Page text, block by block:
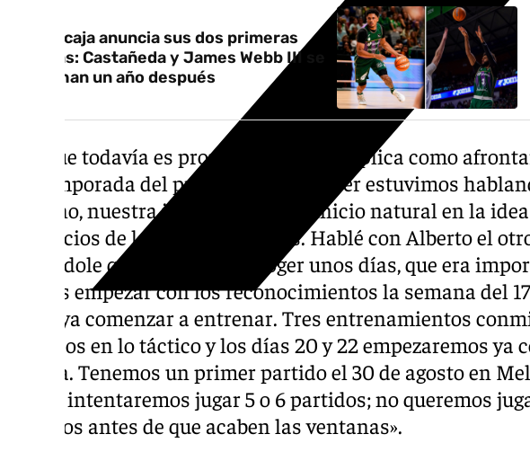
El Unicaja anuncia sus dos primeras
salidas: Castañeda y James Webb III se
marchan un año después
Aunque todavía es pronto, el técnico explica como
pretemporada del próximo curso: «Ayer estuvimos
y, bueno, nuestra idea es hacer un inicio natural en la
los inicios de las pretemporadas. Hablé con Alberto el
diciéndole que se tenía que coger unos días, que era
idea es empezar con los reconocimientos la semana del
luego ya comenzar a entrenar. Tres entrenamientos
intensos en lo táctico y los días 20 y 22 empezaremos ya
táctica. Tenemos un primer partido el 30 de agosto en
de ahí intentaremos jugar 5 o 6 partidos; no queremos
partidos antes de que acaben las ventanas».